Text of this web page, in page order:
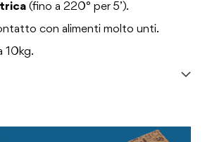
(fino a 220° per 5’).
con alimenti molto unti.
10kg.